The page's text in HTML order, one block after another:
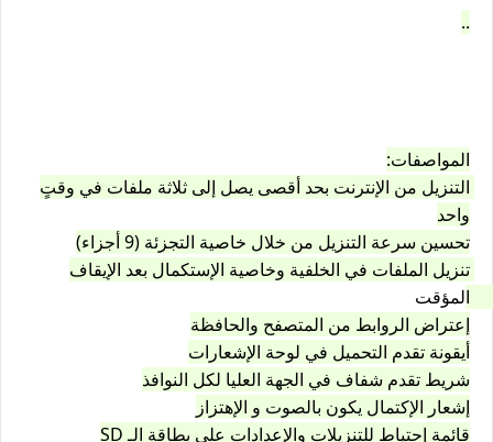
..
المواصفات:
واحد
تحسين سرعة التنزيل من خلال خاصية التجزئة (9 أجزاء)
المؤقت
إعتراض الروابط من المتصفح والحافظة
أيقونة تقدم التحميل في لوحة الإشعارات
شريط تقدم شفاف في الجهة العليا لكل النوافذ
إشعار الإكتمال يكون بالصوت و الإهتزاز
قائمة إحتياط للتنزيلات والإعدادات على بطاقة الـ SD